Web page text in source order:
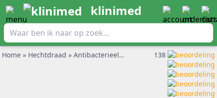
klinimed
Home » Hechtdraad » Antibacterieel hechtdraad 138